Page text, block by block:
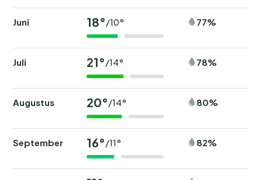
Juni 18°/10° 77%
Juli 21°/14° 78%
Augustus 20°/14° 80%
September 16°/11° 82%